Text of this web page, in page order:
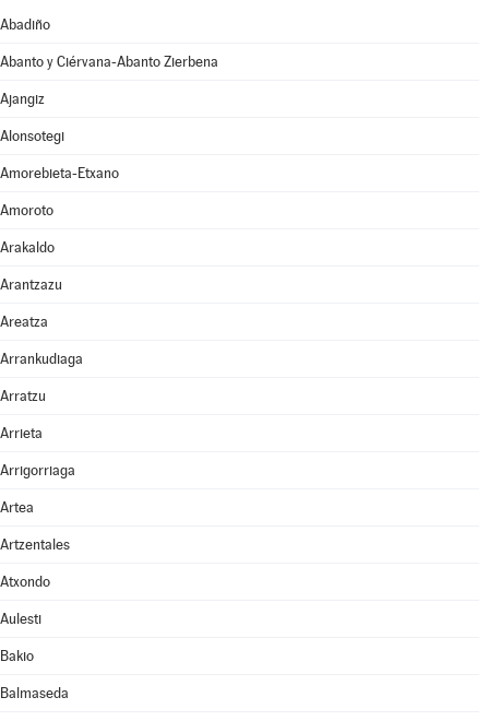
Abadiño
Abanto y Ciérvana-Abanto Zierbena
Ajangiz
Alonsotegi
Amorebieta-Etxano
Amoroto
Arakaldo
Arantzazu
Areatza
Arrankudiaga
Arratzu
Arrieta
Arrigorriaga
Artea
Artzentales
Atxondo
Aulesti
Bakio
Balmaseda